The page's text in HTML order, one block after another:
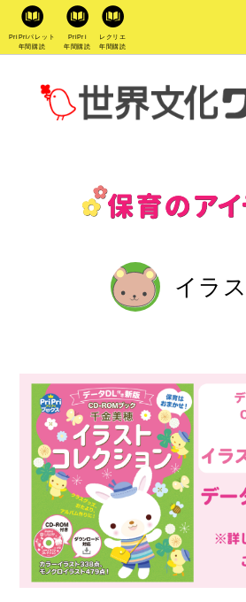
PriPriパレット
年間購読
PriPri
年間購読
レクリエ
年間購読
イラ